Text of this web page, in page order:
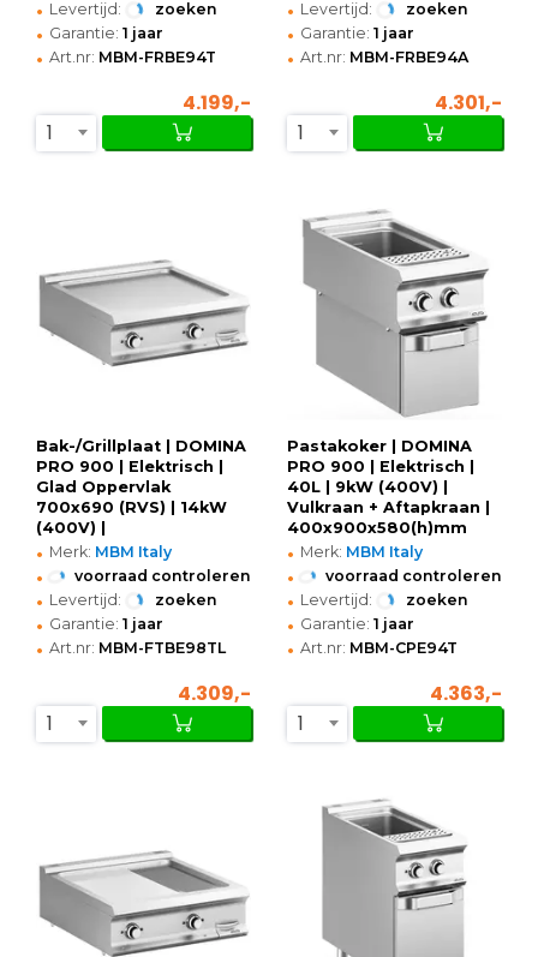
• Levertijd: zoeken
• Garantie: 1 jaar
• Art.nr: MBM-FRBE94T
4.199,-
1
• Levertijd: zoeken
• Garantie: 1 jaar
• Art.nr: MBM-FRBE94A
4.301,-
1
Bak-/Grillplaat | DOMINA
PRO 900 | Elektrisch |
Glad Oppervlak
700x690 (RVS) | 14kW
(400V) |
800x900x250(h)mm
• Merk: MBM Italy
• voorraad controleren
• Levertijd: zoeken
• Garantie: 1 jaar
• Art.nr: MBM-FTBE98TL
4.309,-
1
Pastakoker | DOMINA
PRO 900 | Elektrisch |
40L | 9kW (400V) |
Vulkraan + Aftapkraan |
400x900x580(h)mm
• Merk: MBM Italy
• voorraad controleren
• Levertijd: zoeken
• Garantie: 1 jaar
• Art.nr: MBM-CPE94T
4.363,-
1